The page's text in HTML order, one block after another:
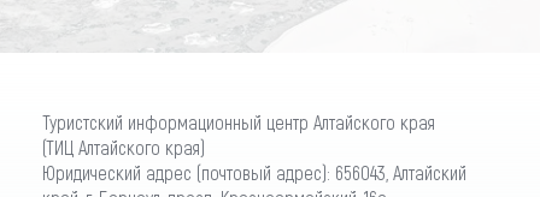
Туристский информационный центр Алтайского края
(ТИЦ Алтайского края)
Юридический адрес (почтовый адрес): 656043, Алтайский